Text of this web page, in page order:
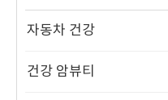
자동차 건강
건강 암뷰티